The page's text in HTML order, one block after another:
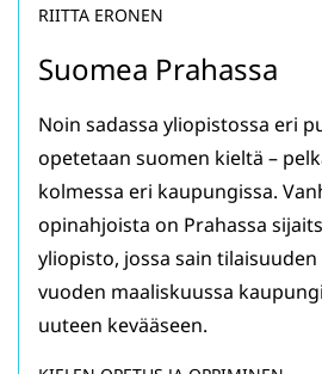
Suomea Prahassa
RIITTA ERONEN
Noin sadassa yliopistossa eri
opetetaan suomen kieltä –
kolmessa eri kaupungissa.
opinahjoista on Prahassa
yliopisto, jossa sain
vuoden maaliskuussa
uuteen kevääseen.